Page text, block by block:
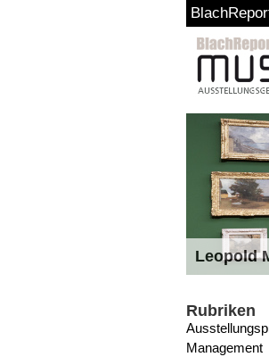
BlachReport
Leopold
Rubriken
Management